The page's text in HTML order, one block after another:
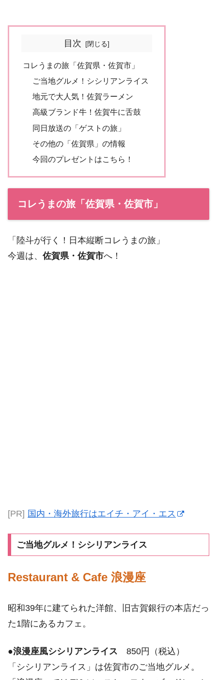
目次
コレうまの旅「佐賀県・佐賀市」
ご当地グルメ！シシリアンライス
地元で大人気！佐賀ラーメン
高級ブランド牛！佐賀牛に舌鼓
同日放送の「ゲストの旅」
その他の「佐賀県」の情報
今回のプレゼントはこちら！
コレうまの旅「佐賀県・佐賀市」
「陸斗が行く！日本縦断コレうまの旅」
今週は、 佐賀県・佐賀市へ！
[PR] 国内・海外旅行はエイチ・アイ・エス
ご当地グルメ！シシリアンライス
Restaurant & Cafe 浪漫座
昭和39年に建てられた洋館、旧古賀銀行の本店だっ
た1階にあるカフェ。
●浪漫座風シシリアンライス 850円（税込）
「シシリアンライス」は佐賀市のご当地グルメ。